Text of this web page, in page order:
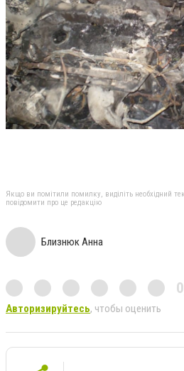
Якщо ви помітили помилку, виділіть необхідний
повідомити про це редакцію
Близнюк Анна
Авторизируйтесь, чтобы оценить